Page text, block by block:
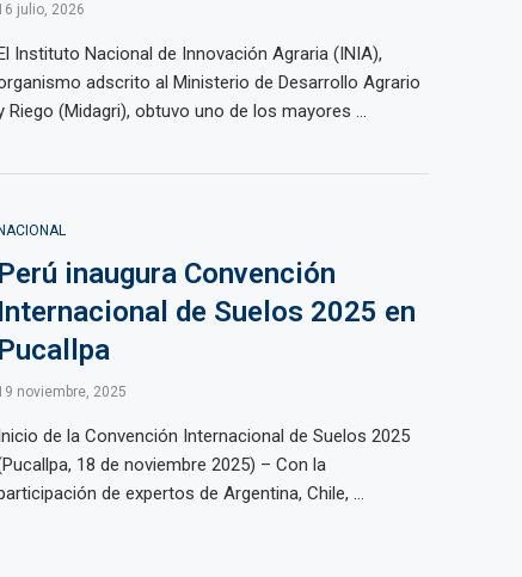
julio, 2026
Instituto Nacional de Innovación Agraria (INIA),
adscrito al Ministerio de Desarrollo Agrario
Riego (Midagri), obtuvo uno de los mayores ...
NACIONAL
Perú inaugura Convención
Internacional de Suelos 2025 en
Pucallpa
noviembre, 2025
de la Convención Internacional de Suelos 2025
18 de noviembre 2025) – Con la
de expertos de Argentina, Chile, ...